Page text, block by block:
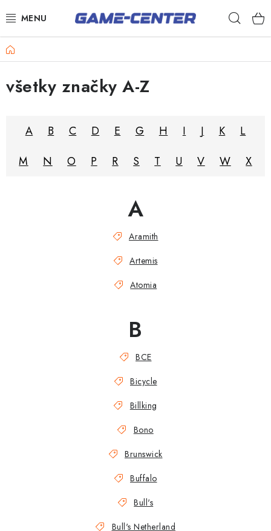
na
Šípky
Stolný futbal
Domov
všetky značky A-Z
A B C D E G H I J K
L
M
N O P R S T U V W X
A
Aramith
Artemis
Atomia
B
BCE
Bicycle
Billking
Bono
Brunswick
Buffalo
Bull's
Bull's Netherland